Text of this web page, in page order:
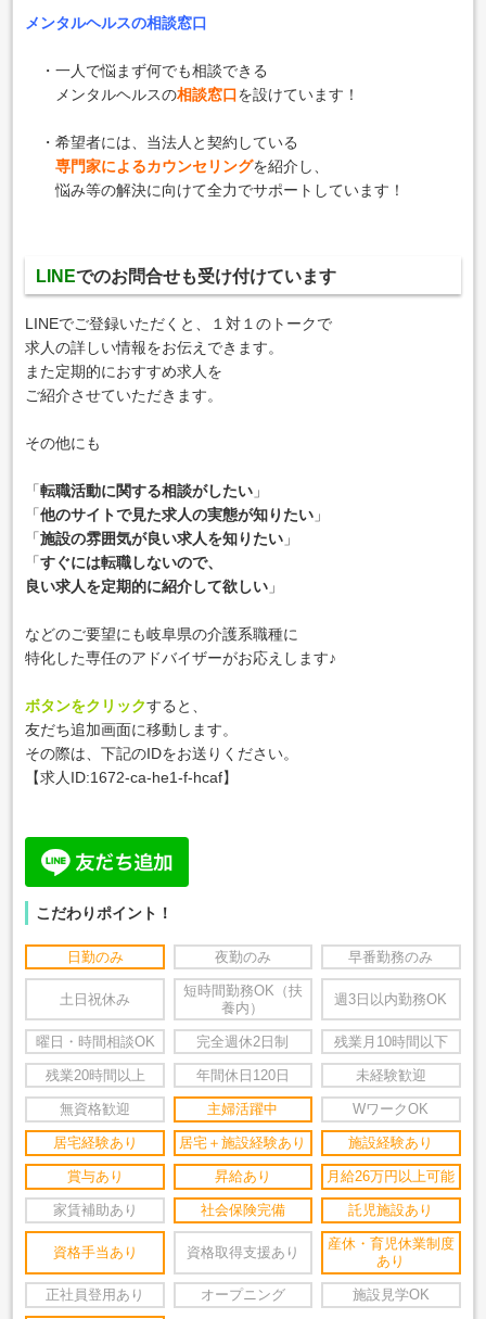
メンタルヘルスの相談窓口
・一人で悩まず何でも相談できる
メンタルヘルスの相談窓口を設けています！
・希望者には、当法人と契約している
専門家によるカウンセリングを紹介し、
悩み等の解決に向けて全力でサポートしています！
LINEでのお問合せも受け付けています
LINEでご登録いただくと、１対１のトークで
求人の詳しい情報をお伝えできます。
また定期的におすすめ求人を
ご紹介させていただきます。
その他にも
「転職活動に関する相談がしたい 」
「他のサイトで見た求人の実態が知りたい 」
「施設の雰囲気が良い求人を知りたい 」
「すぐには転職しないので、
良い求人を定期的に紹介して欲しい 」
などのご要望にも岐阜県の介護系職種に
特化した専任のアドバイザーがお応えします♪
ボタンをクリックすると、
友だち追加画面に移動します。
その際は、下記のIDをお送りください。
【求人ID:1672-ca-he1-f-hcaf】
こだわりポイント！
日勤のみ 夜勤のみ 早番勤務のみ
土日祝休み
短時間勤務OK（扶
養内）
週3日以内勤務OK
曜日・時間相談OK 完全週休2日制 残業月10時間以下
残業20時間以上 年間休日120日 未経験歓迎
無資格歓迎 主婦活躍中 WワークOK
居宅経験あり 居宅＋施設経験あり 施設経験あり
賞与あり 昇給あり 月給26万円以上可能
家賃補助あり 社会保険完備 託児施設あり
資格手当あり 資格取得支援あり
産休・育児休業制度
あり
正社員登用あり オープニング 施設見学OK